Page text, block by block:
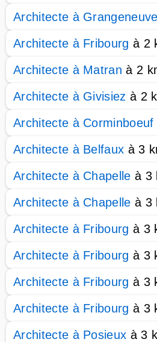
Architecte à Grangeneuve
Architecte à Fribourg à 2
Architecte à Matran à 2
Architecte à Givisiez à 2
Architecte à Corminboeuf
Architecte à Belfaux à 3
Architecte à Chapelle à 3
Architecte à Chapelle à 3
Architecte à Fribourg à 3
Architecte à Fribourg à 3
Architecte à Fribourg à 3
Architecte à Fribourg à 3
Architecte à Posieux à 3